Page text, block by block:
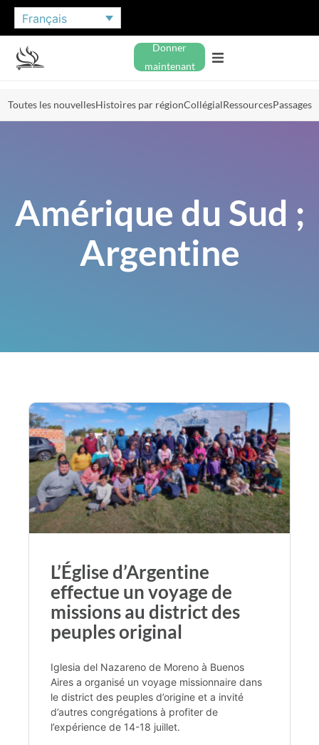
Français
Donner
maintenant
Toutes les nouvellesHistoires par régionCollégialRessourcesPassages
Amérique du Sud ;
Argentine
L’Église d’Argentine
effectue un voyage de
missions au district des
peuples original
Iglesia del Nazareno de Moreno à Buenos
Aires a organisé un voyage missionnaire dans
le district des peuples d’origine et a invité
d’autres congrégations à profiter de
l’expérience de 14-18 juillet.